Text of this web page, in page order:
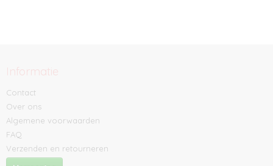
Informatie
Contact
Over ons
Algemene voorwaarden
FAQ
Verzenden en retourneren